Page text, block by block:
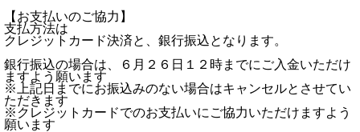
【お支払いのご協力】
支払方法は
クレジットカード決済と、銀行振込となります。
銀行振込の場合は、６月２６日１２時までにご入金いただけ
ますよう願います
※上記日までにお振込みのない場合はキャンセルとさせてい
ただきます
※クレジットカードでのお支払いにご協力いただけますよう
願います